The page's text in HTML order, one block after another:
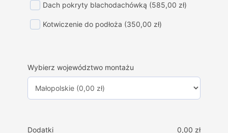
Dach pokryty blachodachówką (585,00 zł)
Kotwiczenie do podłoża (350,00 zł)
Wybierz województwo montażu
Dodatki 0,00 zł